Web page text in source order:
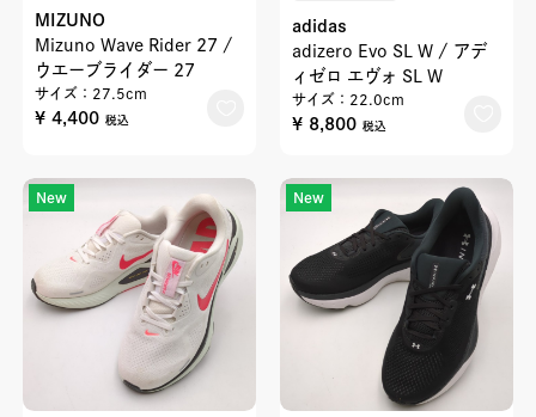
MIZUNO
Mizuno Wave Rider 27 /
ウエーブライダー 27
サイズ：27.5cm
¥ 4,400 税込
adidas
adizero Evo SL W / アデ
ィゼロ エヴォ SL W
サイズ：22.0cm
¥ 8,800 税込
New New